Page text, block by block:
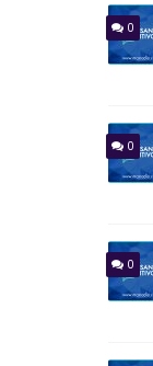
0
0
0